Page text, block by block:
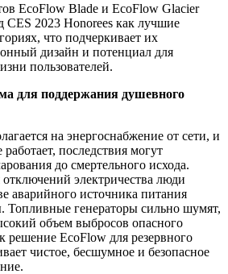
EcoFlow Blade и EcoFlow Glacier
CES 2023 Honorees как лучшие
что подчеркивает их
дизайн и потенциал для
пользователей.
для поддержания душевного
на энергоснабжение от сети, и
работает, последствия могут
до смертельного исхода.
электричества люди
аварийного источника питания
Топливные генераторы сильно шумят,
объем выбросов опасного
решение EcoFlow для резервного
чистое, бесшумное и безопасное